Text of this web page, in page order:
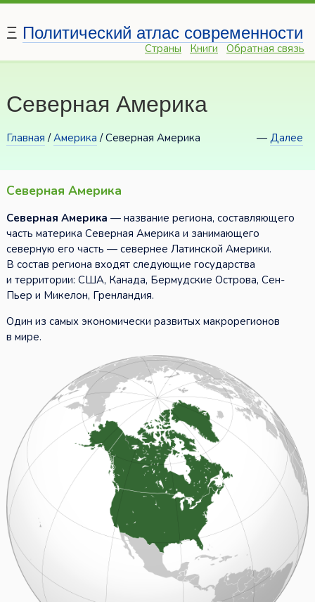
Ξ Политический атлас современности
Страны Книги Обратная связь
Северная Америка
Главная /Америка / Северная Америка —Далее
Северная Америка
Северная Америка — название региона, составляющего
часть материка Северная Америка и занимающего
северную его часть — севернее Латинской Америки.
В состав региона входят следующие государства
и территории: США, Канада, Бермудские Острова, Сен-
Пьер и Микелон, Гренландия.
Один из самых экономически развитых макрорегионов
в мире.